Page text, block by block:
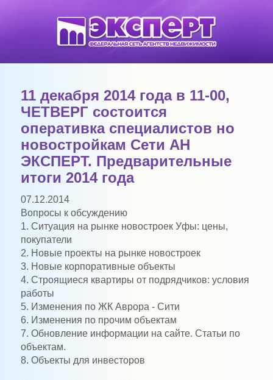
11 декабря 2014 года в 11-00,
ЧЕТВЕРГ состоится
оперативка специалистов но
новостройкам Сети АН
ЭКСПЕРТ. Предварительные
итоги 2014 года
07.12.2014
Вопросы к обсуждению
1. Ситуация на рынке новостроек Уфы: цены,
покупатели
2. Новые проекты на рынке новостроек
3. Новые корпоративные объекты
4. Строящиеся квартиры от подрядчиков: условия
работы
5. Изменения по ЖК Аврора - Сити
6. Изменения по прочим объектам
7. Обновление информации на сайте. Статьи по
объектам.
8. Объекты для инвесторов